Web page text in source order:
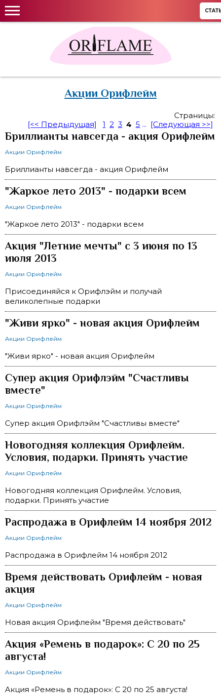
Акции Орифлейм
Страницы:
[<< Предыдущая]
1 2 3 4 5 ... [Следующая >>]
Бриллианты навсегда - акция Орифлейм
Акции Орифлейм
Бриллианты навсегда - акция Орифлейм
"Жаркое лето 2013" - подарки всем
Акции Орифлейм
"Жаркое лето 2013" - подарки всем
Акция "Летние мечты" с 3 июня по 13
июля 2013
Акции Орифлейм
Присоединяйся к Орифлэйм и получай
великолепные подарки
"Живи ярко" - новая акция Орифлейм
Акции Орифлейм
"Живи ярко" - новая акция Орифлейм
Супер акция Орифлэйм "Счастливы
вместе"
Акции Орифлейм
Супер акция Орифлэйм "Счастливы вместе"
Новогодняя коллекция Орифлейм.
Условия, подарки. Принять участие
Акции Орифлейм
Новогодняя коллекция Орифлейм. Условия,
подарки. Принять участие
Распродажа в Орифлейм 14 ноября 2012
Акции Орифлейм
Распродажа в Орифлейм 14 ноября 2012
Время действовать Орифлейм - новая
акция
Акции Орифлейм
Новая акция Орифлейм "Время действовать"
Акция «Ремень в подарок»: С 20 по 25
августа!
Акции Орифлейм
Акция «Ремень в подарок»: С 20 по 25 августа!